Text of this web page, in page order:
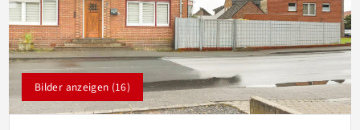
Bilder anzeigen (16)